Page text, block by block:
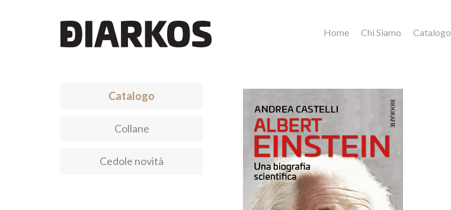
Home Chi Siamo Catalogo
Catalogo
Collane
Cedole novità